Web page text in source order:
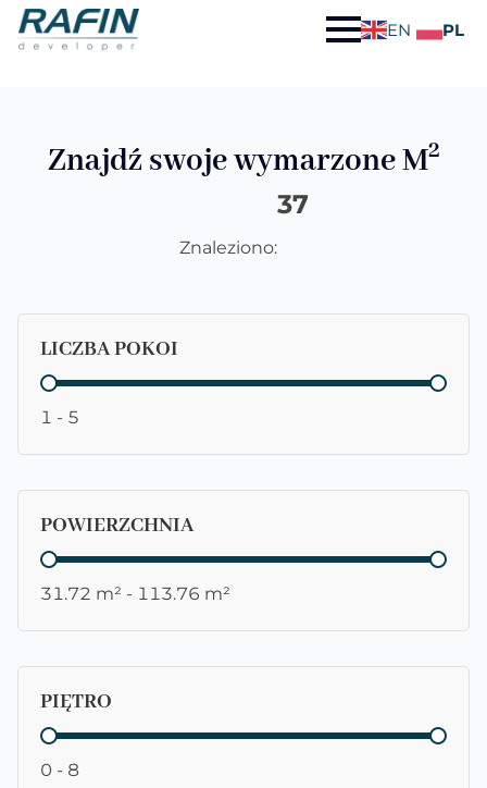
EN PL
Znajdź swoje wymarzone M2
Znaleziono:
37
LICZBA POKOI
LICZBA POKOI
1 - 5
POWIERZCHNIA
POWIERZCHNIA
31.72 m² - 113.76 m²
PIĘTRO
PIĘTRO
0 - 8